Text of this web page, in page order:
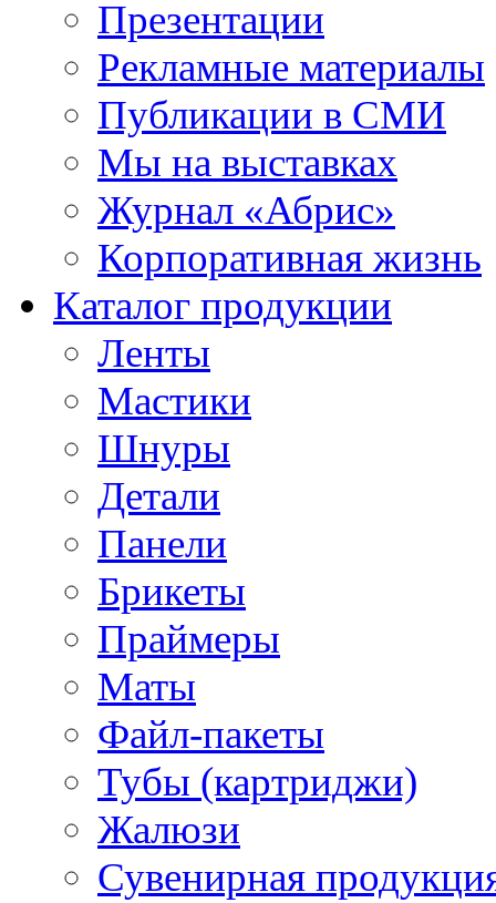
Презентации
Рекламные материалы
Публикации в СМИ
Мы на выставках
Журнал «Абрис»
Корпоративная жизнь
Каталог продукции
Ленты
Мастики
Шнуры
Детали
Панели
Брикеты
Праймеры
Маты
Файл-пакеты
Тубы (картриджи)
Жалюзи
Сувенирная